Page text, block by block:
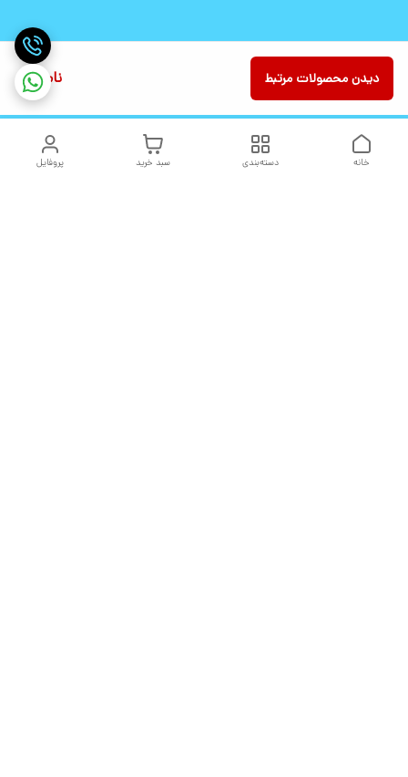
ناموجود دیدن محصولات مرتبط
پروفایل سبد خرید دسته‌بندی خانه